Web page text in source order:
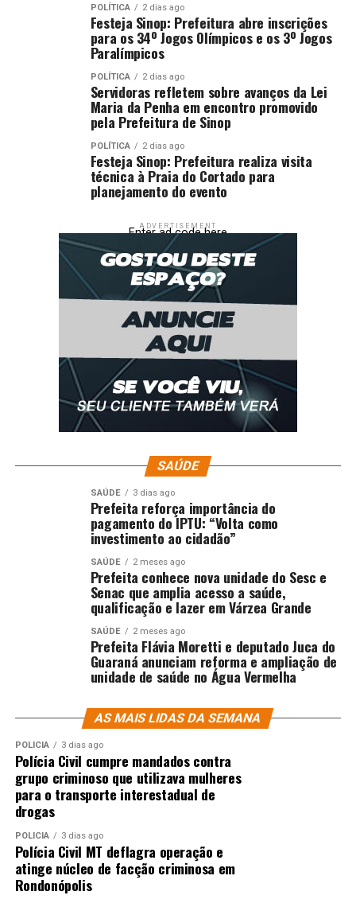
Araújo e Arrascaeta (Wallace Yan)
Atacantes: Everton Cebolinha (Samuel Lino),
Plata (Bruno Henrique) e Carrascal (Luiz Araújo)
Técnico:Filipe Luís
Goleiro:Cleiton
Defensores:Hurtado, Pedro Henrique, Gustavo
Marques e Juninho Capixaba
Meio-campo:Gabriel, Fabinho (Matheus
Fernandes) e Jhon Jhon (Fernando)
Atacantes:
Gustavo Neves (Praxedes), Lucas
Barbosa (Laquintana) e Eduardo Sasha (Isidro
Wágner Mancini
Esportes
Comentários
BRAGANTINO BRASILEIRÃO
DESTAQUE
ESPORTES FLAMENGO MÃO TAÇA
UMA
São Paulo vence Juventude e sonha com vaga na pré-
Palmeiras empata com Fluminense e vê liderança do
Brasileirão se afastar
POLÍTICA 2 dias ago
Festeja Sinop: Prefeitura abre inscrições
para os 34º Jogos Olímpicos e os 3º Jogos
Paralímpicos
POLÍTICA 2 dias ago
Servidoras refletem sobre avanços da Lei
Maria da Penha em encontro promovido
pela Prefeitura de Sinop
POLÍTICA 2 dias ago
Festeja Sinop: Prefeitura realiza visita
técnica à Praia do Cortado para
planejamento do evento
ADVERTISEMENT
Enter ad code here
SAÚDE
SAÚDE 3 dias ago
Prefeita reforça importância do
pagamento do IPTU: “Volta como
investimento ao cidadão”
SAÚDE 2 meses ago
Prefeita conhece nova unidade do Sesc e
Senac que amplia acesso a saúde,
qualificação e lazer em Várzea Grande
SAÚDE 2 meses ago
Prefeita Flávia Moretti e deputado Juca do
Guaraná anunciam reforma e ampliação de
unidade de saúde no Água Vermelha
AS MAIS LIDAS DA SEMANA
POLÍCIA 3 dias ago
Polícia Civil cumpre mandados contra
grupo criminoso que utilizava mulheres
para o transporte interestadual de
drogas
POLÍCIA 3 dias ago
Polícia Civil MT deflagra operação e
atinge núcleo de facção criminosa em
Rondonópolis